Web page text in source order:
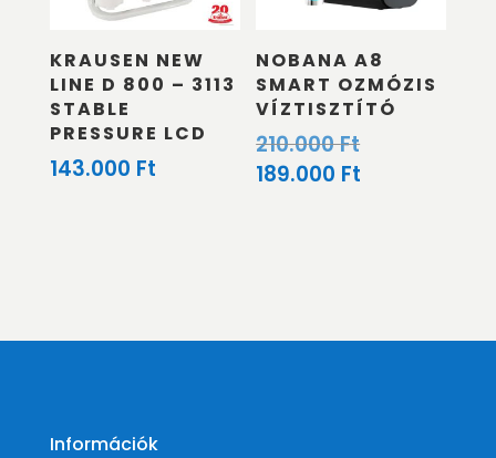
KRAUSEN NEW
LINE D 800 – 3113
STABLE
PRESSURE LCD
143.000 Ft
NOBANA A8
SMART OZMÓZIS
VÍZTISZTÍTÓ
210.000FtOriginal
price
189.000 Ft
Információk